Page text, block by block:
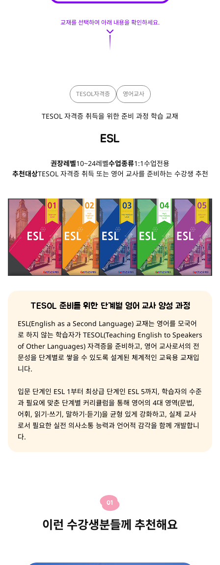
교재를 선택하여 아래 내용을 확인하세요.
TESOL자격증 영어교사
TESOL 자격증 취득을 위한 준비 과정 학습 교재
ESL
권장레벨10~24레벨수업종류1:1수업전용
추천대상TESOL 자격증 취득 또는 영어 교사를 준비하는 수강생 추천
TESOL 준비를 위한 단계별 영어 교사 양성 과정
ESL(English as a Second Language) 교재는 영어를 모국어
로 하지 않는 학습자가 TESOL(Teaching English to Speakers
of Other Languages) 자격증을 준비하고, 영어 교사로서의 전
문성을 단계별로 쌓을 수 있도록 설계된 체계적인 교육용 교재입
니다.
입문 단계인 ESL 1부터 최상급 단계인 ESL 5까지, 학습자의 수준
과 필요에 맞춘 단계별 커리큘럼을 통해 영어의 4대 영역(문법,
어휘, 읽기·쓰기, 말하기·듣기)을 균형 있게 강화하고, 실제 교사
로서 필요한 실전 의사소통 능력과 언어적 감각을 함께 개발합니
다.
01
이런 수강생분들께 추천해요